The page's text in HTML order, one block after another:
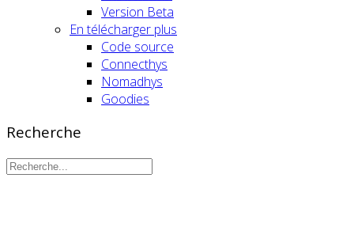
Version Beta
En télécharger plus
Code source
Connecthys
Nomadhys
Goodies
Recherche